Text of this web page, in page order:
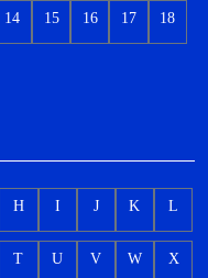
14 15 16 17 18
H I J K L
T U V W X